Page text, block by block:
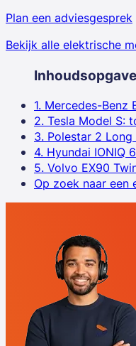
Plan een adviesgesprek
Bekijk alle elektrische
Inhoudsopgave
1. Mercedes-
2. Tesla Model S:
3. Polestar 2
4. Hyundai IONIQ
5. Volvo EX90
Op zoek naar een